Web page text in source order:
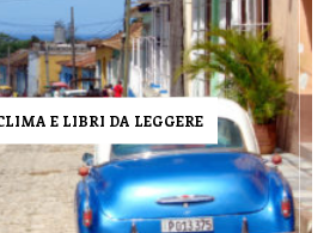
E LIBRI DA LEGGERE